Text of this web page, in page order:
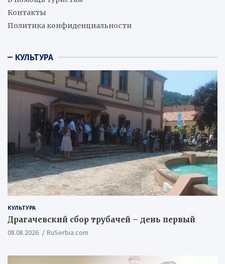
Контакты
Политика конфиденциальности
КУЛЬТУРА
КУЛЬТУРА
Драгачевский сбор трубачей – день первый
08.08.2026 RuSerbia.com